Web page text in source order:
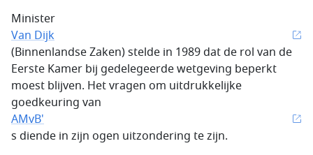
Minister
Van Dijk
(Binnenlandse Zaken) stelde in 1989 dat de rol van de
Eerste Kamer bij gedelegeerde wetgeving beperkt
moest blijven. Het vragen om uitdrukkelijke
goedkeuring van
AMvB'
s diende in zijn ogen uitzondering te zijn.